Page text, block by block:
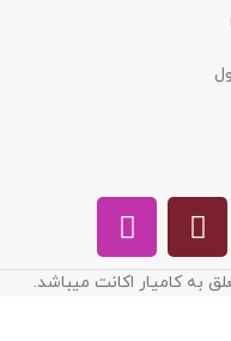
به کامیار اکانت میباشد.